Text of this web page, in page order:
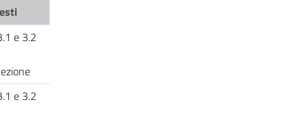
e 3.2
e 3.2